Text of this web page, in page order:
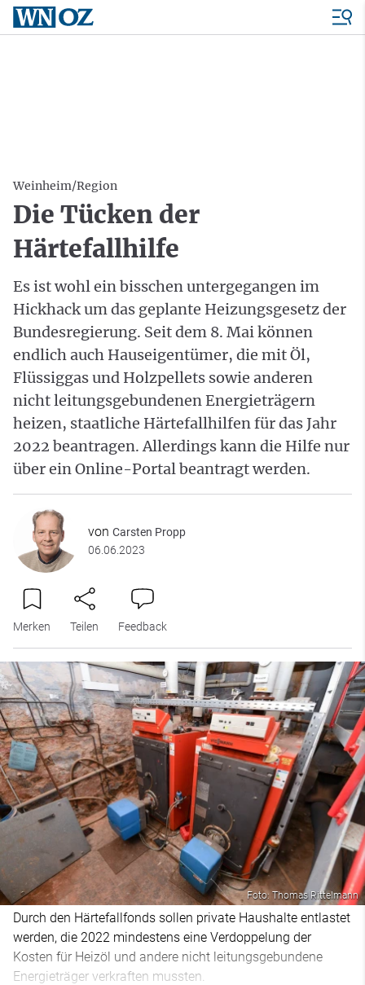
Weinheim/Region
Die Tücken der
Härtefallhilfe
Es ist wohl ein bisschen untergegangen im
Hickhack um das geplante Heizungsgesetz der
Bundesregierung. Seit dem 8. Mai können
endlich auch Hauseigentümer, die mit Öl,
Flüssiggas und Holzpellets sowie anderen
nicht leitungsgebundenen Energieträgern
heizen, staatliche Härtefallhilfen für das Jahr
2022 beantragen. Allerdings kann die Hilfe nur
über ein Online-Portal beantragt werden.
von Carsten Propp
06.06.2023
Merken Teilen Feedback
Foto: Thomas Rittelmann
Durch den Härtefallfonds sollen private Haushalte entlastet
werden, die 2022 mindestens eine Verdoppelung der
Kosten für Heizöl und andere nicht leitungsgebundene
Energieträger verkraften mussten.